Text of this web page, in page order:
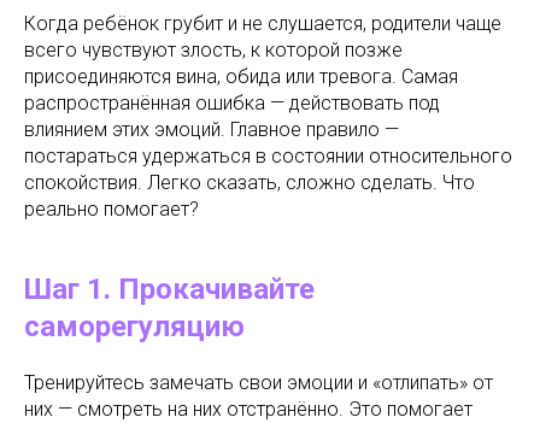
Когда ребёнок грубит и не слушается, родители чаще
всего чувствуют злость, к которой позже
присоединяются вина, обида или тревога. Самая
распространённая ошибка — действовать под
влиянием этих эмоций. Главное правило —
постараться удержаться в состоянии относительного
спокойствия. Легко сказать, сложно сделать. Что
реально помогает?
Шаг 1. Прокачивайте
саморегуляцию
Тренируйтесь замечать свои эмоции и «отлипать» от
них — смотреть на них отстранённо. Это помогает